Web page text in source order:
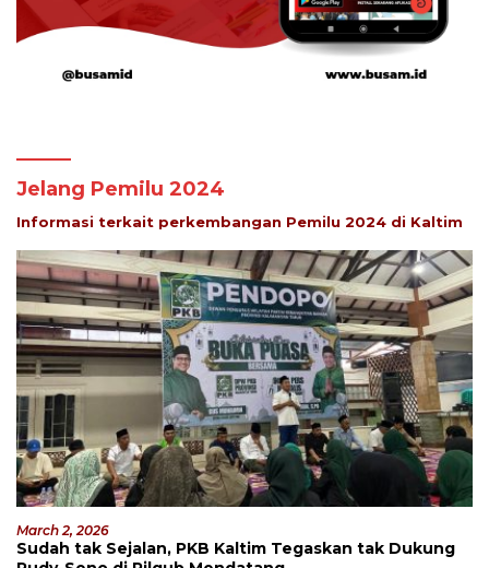
Jelang Pemilu 2024
Informasi terkait perkembangan Pemilu 2024 di Kaltim
March 2, 2026
Sudah tak Sejalan, PKB Kaltim Tegaskan tak Dukung